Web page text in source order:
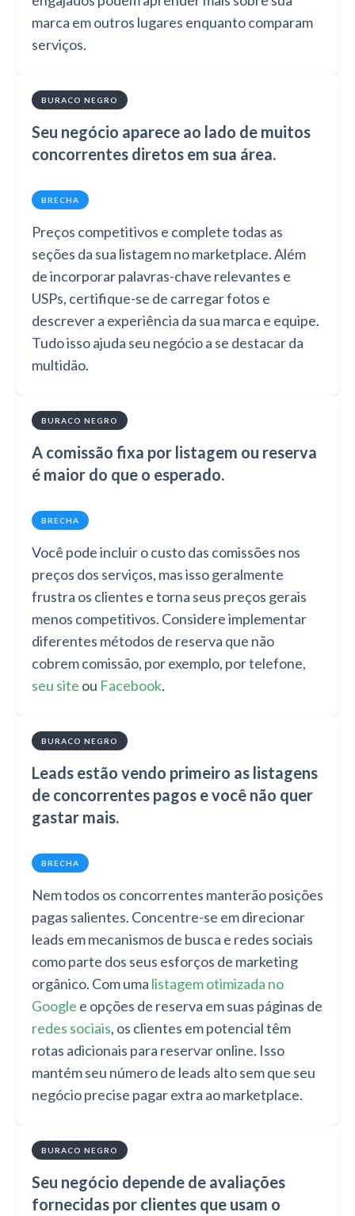
marca em outros lugares enquanto comparam
serviços.
BURACO NEGRO
Seu negócio aparece ao lado de muitos
concorrentes diretos em sua área.
BRECHA
Preços competitivos e complete todas as
seções da sua listagem no marketplace. Além
de incorporar palavras-chave relevantes e
USPs, certifique-se de carregar fotos e
descrever a experiência da sua marca e equipe.
Tudo isso ajuda seu negócio a se destacar da
multidão.
BURACO NEGRO
A comissão fixa por listagem ou reserva
é maior do que o esperado.
BRECHA
Você pode incluir o custo das comissões nos
preços dos serviços, mas isso geralmente
frustra os clientes e torna seus preços gerais
menos competitivos. Considere implementar
diferentes métodos de reserva que não
cobrem comissão, por exemplo, por telefone,
seu site ou Facebook.
BURACO NEGRO
Leads estão vendo primeiro as listagens
de concorrentes pagos e você não quer
gastar mais.
BRECHA
Nem todos os concorrentes manterão posições
pagas salientes. Concentre-se em direcionar
leads em mecanismos de busca e redes sociais
como parte dos seus esforços de marketing
orgânico. Com uma listagem otimizada no
Google e opções de reserva em suas páginas de
redes sociais, os clientes em potencial têm
rotas adicionais para reservar online. Isso
mantém seu número de leads alto sem que seu
negócio precise pagar extra ao marketplace.
BURACO NEGRO
Seu negócio depende de avaliações
fornecidas por clientes que usam o